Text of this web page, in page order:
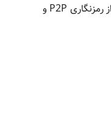
وی افزود که هکرها می‌توانند از مسیرهایی مشابه برای دسترسی به پیام‌های خصوصی کاربران استفاده کنند. اما X Chat با استفاده از رمزنگاری P2P و